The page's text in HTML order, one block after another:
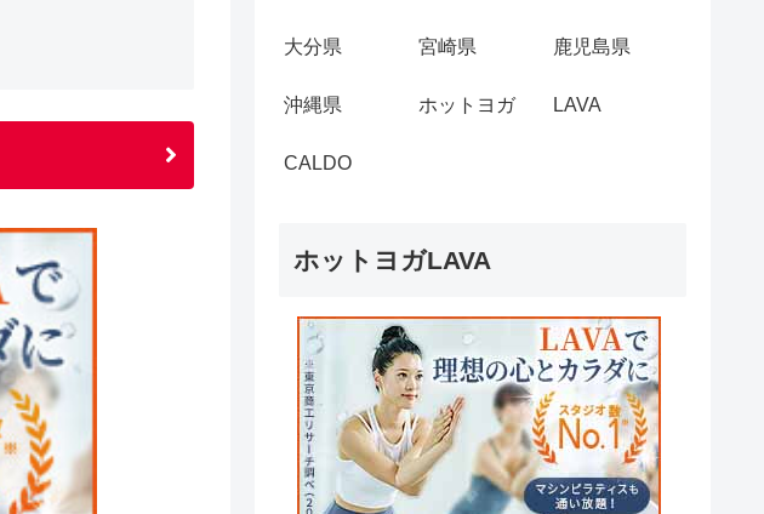
大分県 宮崎県 鹿児島県
沖縄県 ホットヨガ LAVA
CALDO
ホットヨガLAVA